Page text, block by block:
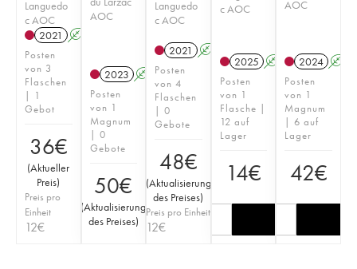
Languedo
c AOC
2021
A
Posten
von 3
Flaschen
| 1
Gebot
36€
(Aktueller
Preis)
Preis pro
Einheit
12€
AOC
2023 A
Posten
von 1
Magnum
| 0
Gebote
50€
(Aktualisierung
des Preises)
Languedo
c AOC
2021 A
Posten
von 4
Flaschen
| 0
Gebote
48€
(Aktualisierung
des Preises)
Preis pro Einheit
12€
c AOC
2025 A
Posten
von 1
Flasche |
12 auf
Lager
14€
AOC
2024 A
Posten
von 1
Magnum
| 6 auf
Lager
42€